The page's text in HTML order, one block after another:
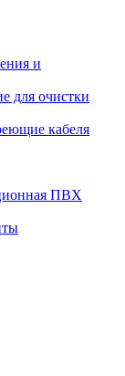
и
для очистки
кабеля
ПВХ